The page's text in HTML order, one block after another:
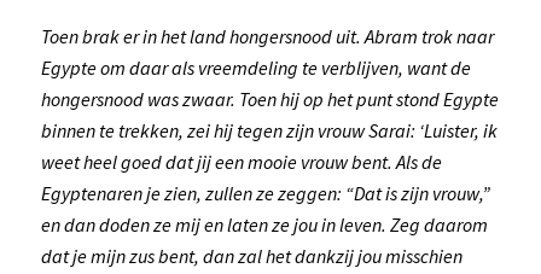
Toen brak er in het land hongersnood uit. Abram trok naar
Egypte om daar als vreemdeling te verblijven, want de
hongersnood was zwaar. Toen hij op het punt stond Egypte
binnen te trekken, zei hij tegen zijn vrouw Sarai: ‘Luister, ik
weet heel goed dat jij een mooie vrouw bent. Als de
Egyptenaren je zien, zullen ze zeggen: “Dat is zijn vrouw,”
en dan doden ze mij en laten ze jou in leven. Zeg daarom
dat je mijn zus bent, dan zal het dankzij jou misschien